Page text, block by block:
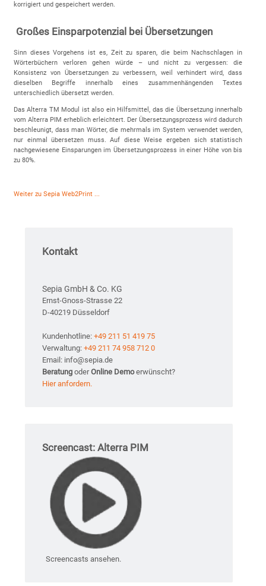
korrigiert und gespeichert werden.
Großes Einsparpotenzial bei Übersetzungen
Sinn dieses Vorgehens ist es, Zeit zu sparen, die beim Nachschlagen in
Wörterbüchern verloren gehen würde – und nicht zu vergessen: die
Konsistenz von Übersetzungen zu verbessern, weil verhindert wird, dass
dieselben Begriffe innerhalb eines zusammenhängenden Textes
unterschiedlich übersetzt werden.
Das Alterra TM Modul ist also ein Hilfsmittel, das die Übersetzung innerhalb
vom Alterra PIM erheblich erleichtert. Der Übersetzungsprozess wird dadurch
beschleunigt, dass man Wörter, die mehrmals im System verwendet werden,
nur einmal übersetzen muss. Auf diese Weise ergeben sich statistisch
nachgewiesene Einsparungen im Übersetzungsprozess in einer Höhe von bis
zu 80%.
Weiter zu Sepia Web2Print ...
Kontakt
Sepia GmbH & Co. KG
Ernst-Gnoss-Strasse 22
D-40219 Düsseldorf
Kundenhotline: +49 211 51 419 75
Verwaltung: +49 211 74 958 712 0
Email: info@sepia.de
Beratung oderOnline Demoerwünscht?
Hier anfordern.
Screencast: Alterra PIM
Screencasts ansehen.